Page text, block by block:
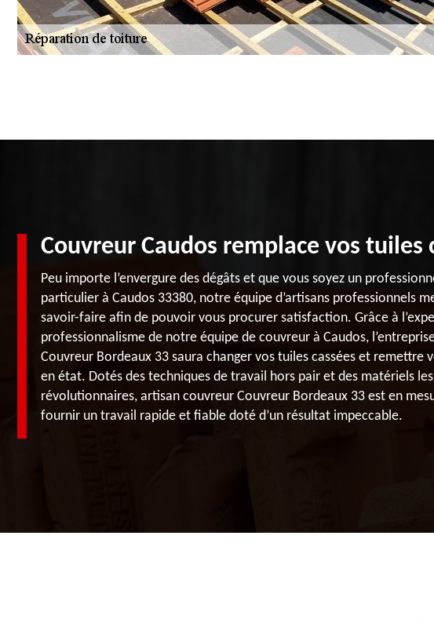
Couvreur Caudos remplace vos tuiles
Peu importe l’envergure des dégâts et que vous soyez un
particulier à Caudos 33380, notre équipe d’artisans professionnels
savoir-faire afin de pouvoir vous procurer satisfaction. Grâce à
professionnalisme de notre équipe de couvreur à Caudos,
Couvreur Bordeaux 33 saura changer vos tuiles cassées et remettre
en état. Dotés des techniques de travail hors pair et des matériels
révolutionnaires, artisan couvreur Couvreur Bordeaux 33 est en
fournir un travail rapide et fiable doté d’un résultat impeccable.